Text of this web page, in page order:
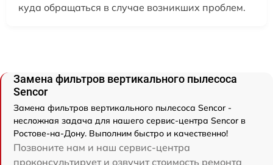
куда обращаться в случае возникших проблем.
Замена фильтров вертикального пылесоса
Sencor
Замена фильтров вертикального пылесоса Sencor -
несложная задача для нашего сервис-центра Sencor в
Ростове-на-Дону. Выполним быстро и качественно!
Позвоните нам и наш сервис-центра
проконсультирует и озвучит стоимость ремонта